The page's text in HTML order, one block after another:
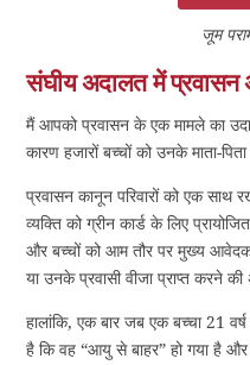
जूम
संघीय अदालत में प्रवासन
मैं आपको प्रवासन के एक मामले का
कारण हजारों बच्चों को उनके माता-
प्रवासन कानून परिवारों को एक साथ
व्यक्ति को ग्रीन कार्ड के लिए
और बच्चों को आम तौर पर मुख्य
या उनके प्रवासी वीजा प्राप्त करने की
हालांकि, एक बार जब एक बच्चा 21
है कि वह “आयु से बाहर” हो गया है और